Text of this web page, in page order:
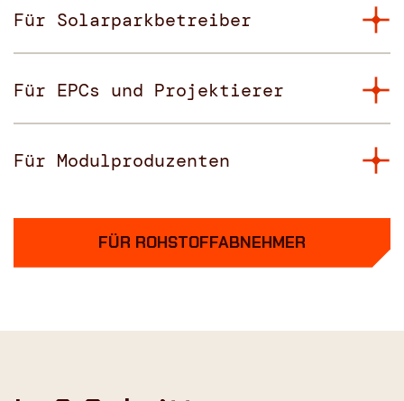
Für Solarparkbetreiber
Für EPCs und Projektierer
Für Modulproduzenten
FÜR ROHSTOFFABNEHMER